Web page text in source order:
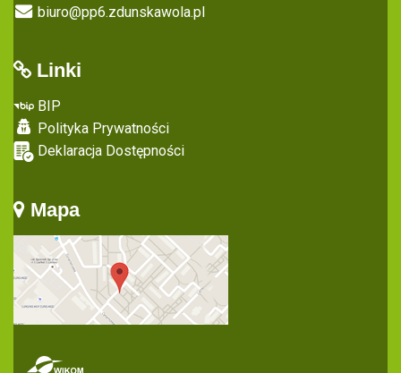
biuro@pp6.zdunskawola.pl
Linki
BIP
Polityka Prywatności
Deklaracja Dostępności
Mapa